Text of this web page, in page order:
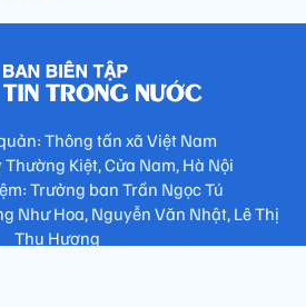
Thông tấn xã Việt Nam
Kiệt, Cửa Nam, Hà Nội
Trưởng ban Trần Ngọc Tú
Như Hoa, Nguyễn Văn Nhật, Lê Thị
Thu Hương